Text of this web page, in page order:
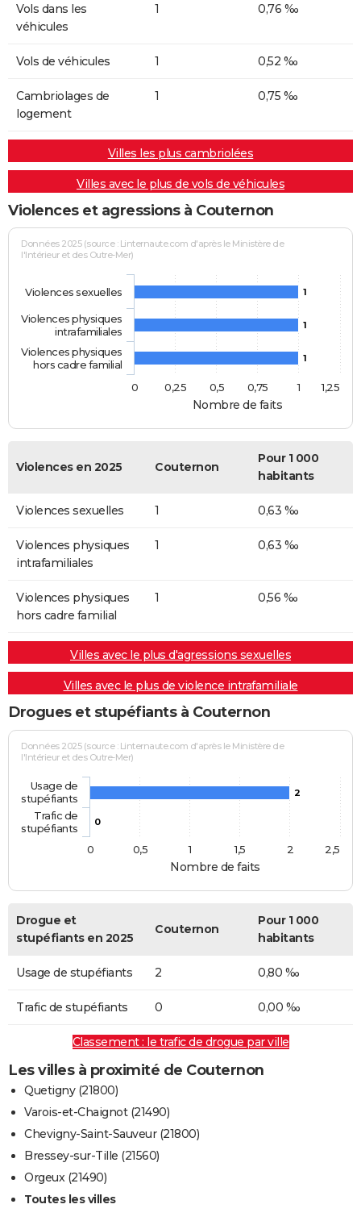
Vols dans les
véhicules
1 0,76 ‰
Vols de véhicules 1 0,52 ‰
Cambriolages de
logement
1 0,75 ‰
Villes les plus cambriolées
Villes avec le plus de vols de véhicules
Violences et agressions à Couternon
Nombre de faits
Données 2025 (source : Linternaute.com d'après le Ministère de
l'Intérieur et des Outre-Mer)
1
1
1
Violences sexuelles
Violences physiques
intrafamiliales
Violences physiques
hors cadre familial
0
1
0,25 0,5 0,75 1,25
Violences en 2025 Couternon
Pour 1 000
habitants
Violences sexuelles 1 0,63 ‰
Violences physiques
intrafamiliales
1 0,63 ‰
Violences physiques
hors cadre familial
1 0,56 ‰
Villes avec le plus d'agressions sexuelles
Villes avec le plus de violence intrafamiliale
Drogues et stupéfiants à Couternon
Nombre de faits
Données 2025 (source : Linternaute.com d'après le Ministère de
l'Intérieur et des Outre-Mer)
2
0
Usage de
stupéfiants
Trafic de
stupéfiants
0
0,5 1 1,5 2 2,5
Drogue et
stupéfiants en 2025
Couternon
Pour 1 000
habitants
Usage de stupéfiants 2 0,80 ‰
Trafic de stupéfiants 0 0,00 ‰
Classement : le trafic de drogue par ville
Les villes à proximité de Couternon
Quetigny (21800)
Varois-et-Chaignot (21490)
Chevigny-Saint-Sauveur (21800)
Bressey-sur-Tille (21560)
Orgeux (21490)
Toutes les villes